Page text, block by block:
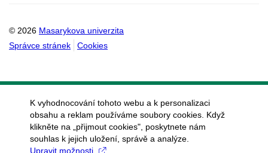
© 2026 Masarykova univerzita
Správce stránek
Cookies
K vyhodnocování tohoto webu a k personalizaci
obsahu a reklam používáme soubory cookies. Když
klikněte na „přijmout cookies", poskytnete nám
souhlas k jejich uložení, správě a analýze.
Upravit možnosti